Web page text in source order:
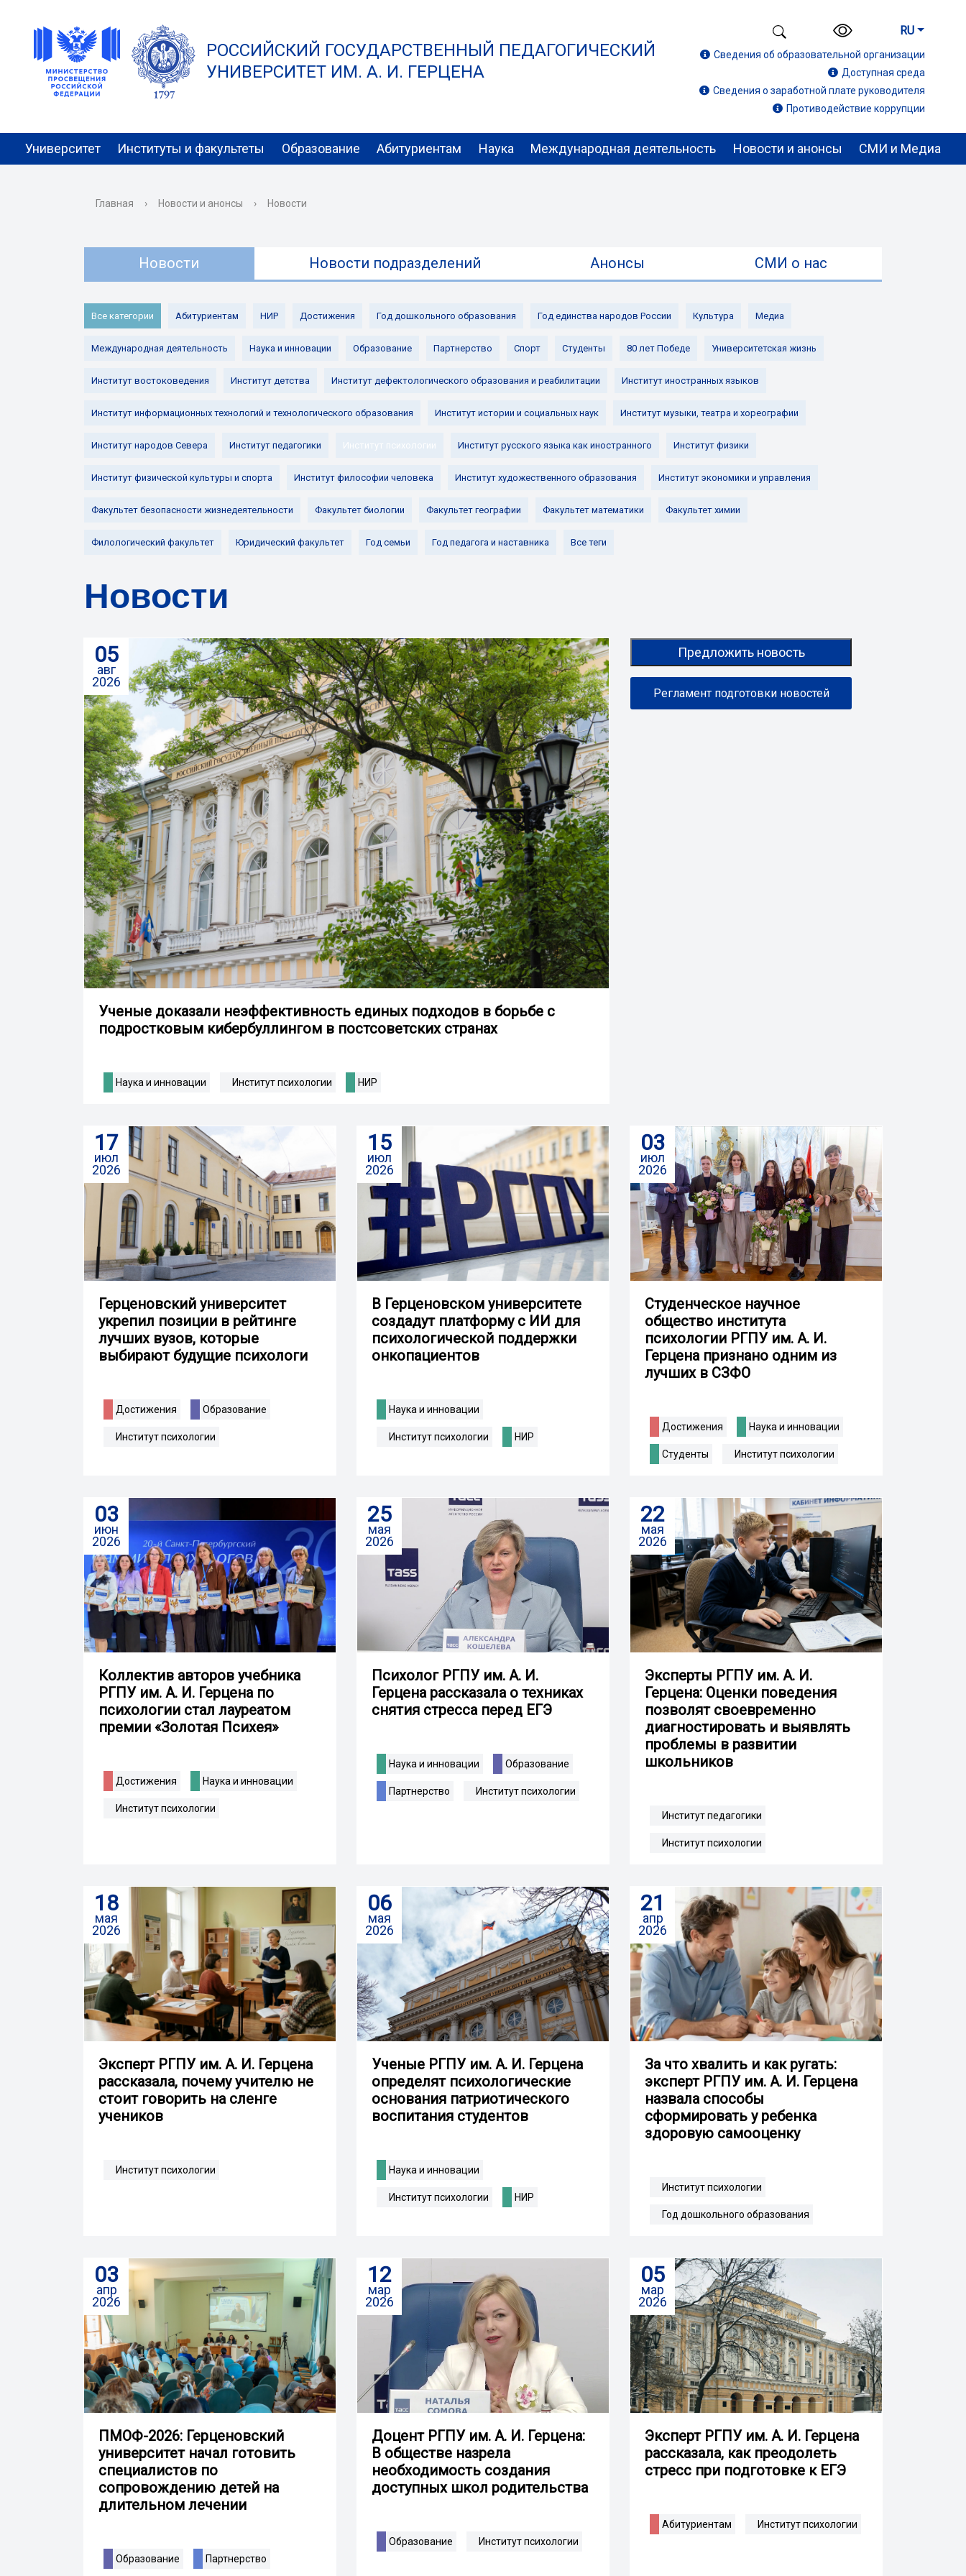
РОССИЙСКИЙ ГОСУДАРСТВЕННЫЙ ПЕДАГОГИЧЕСКИЙ
УНИВЕРСИТЕТ ИМ. А. И. ГЕРЦЕНА
RU
Сведения об образовательной организации
Доступная среда
Сведения о заработной плате руководителя
Противодействие коррупции
Университет Институты и факультеты Образование Абитуриентам Наука Международная деятельность Новости и анонсы СМИ и Медиа
Главная › Новости и анонсы › Новости
Новости Новости подразделений Анонсы СМИ о нас
Все категории Абитуриентам НИР Достижения Год дошкольного образования Год единства народов России Культура Медиа
Международная деятельность Наука и инновации Образование Партнерство Спорт Студенты 80 лет Победе Университетская жизнь
Институт востоковедения Институт детства Институт дефектологического образования и реабилитации Институт иностранных языков
Институт информационных технологий и технологического образования Институт истории и социальных наук Институт музыки, театра и хореографии
Институт народов Севера Институт педагогики Институт психологии Институт русского языка как иностранного Институт физики
Институт физической культуры и спорта Институт философии человека Институт художественного образования Институт экономики и управления
Факультет безопасности жизнедеятельности Факультет биологии Факультет географии Факультет математики Факультет химии
Филологический факультет Юридический факультет Год семьи Год педагога и наставника Все теги
Новости
05
авг
2026
Ученые доказали неэффективность единых подходов в борьбе с
подростковым кибербуллингом в постсоветских странах
Наука и инновации Институт психологии НИР
Предложить новость
Регламент подготовки новостей
17
июл
2026
Герценовский университет
укрепил позиции в рейтинге
лучших вузов, которые
выбирают будущие психологи
Достижения Образование
Институт психологии
15
июл
2026
В Герценовском университете
создадут платформу с ИИ для
психологической поддержки
онкопациентов
Наука и инновации
Институт психологии НИР
03
июл
2026
Студенческое научное
общество института
психологии РГПУ им. А. И.
Герцена признано одним из
лучших в СЗФО
Достижения Наука и инновации
Студенты Институт психологии
03
июн
2026
Коллектив авторов учебника
РГПУ им. А. И. Герцена по
психологии стал лауреатом
премии «Золотая Психея»
Достижения Наука и инновации
Институт психологии
25
мая
2026
Психолог РГПУ им. А. И.
Герцена рассказала о техниках
снятия стресса перед ЕГЭ
Наука и инновации Образование
Партнерство Институт психологии
22
мая
2026
Эксперты РГПУ им. А. И.
Герцена: Оценки поведения
позволят своевременно
диагностировать и выявлять
проблемы в развитии
школьников
Институт педагогики
Институт психологии
18
мая
2026
Эксперт РГПУ им. А. И. Герцена
рассказала, почему учителю не
стоит говорить на сленге
учеников
Институт психологии
06
мая
2026
Ученые РГПУ им. А. И. Герцена
определят психологические
основания патриотического
воспитания студентов
Наука и инновации
Институт психологии НИР
21
апр
2026
За что хвалить и как ругать:
эксперт РГПУ им. А. И. Герцена
назвала способы
сформировать у ребенка
здоровую самооценку
Институт психологии
Год дошкольного образования
03
апр
2026
ПМОФ-2026: Герценовский
университет начал готовить
специалистов по
сопровождению детей на
длительном лечении
Образование Партнерство
12
мар
2026
Доцент РГПУ им. А. И. Герцена:
В обществе назрела
необходимость создания
доступных школ родительства
Образование Институт психологии
05
мар
2026
Эксперт РГПУ им. А. И. Герцена
рассказала, как преодолеть
стресс при подготовке к ЕГЭ
Абитуриентам Институт психологии